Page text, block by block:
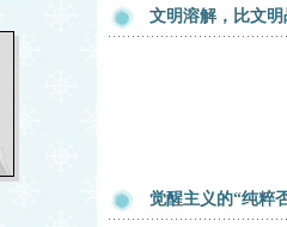
文明溶解，比文
觉醒主义的“纯粹